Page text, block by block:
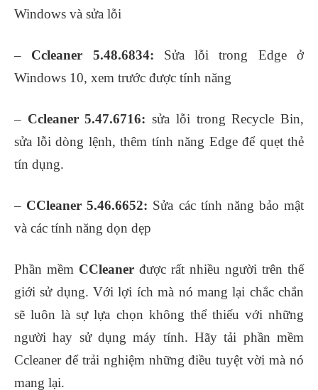
Windows và sửa lỗi
– Ccleaner 5.48.6834: Sửa lỗi trong Edge ở
Windows 10, xem trước được tính năng
– Ccleaner 5.47.6716: sửa lỗi trong Recycle Bin,
sửa lỗi dòng lệnh, thêm tính năng Edge để quẹt thẻ
tín dụng.
– CCleaner 5.46.6652: Sửa các tính năng bảo mật
và các tính năng dọn dẹp
Phần mềm CCleaner được rất nhiều người trên thế
giới sử dụng. Với lợi ích mà nó mang lại chắc chắn
sẽ luôn là sự lựa chọn không thể thiếu với những
người hay sử dụng máy tính. Hãy tải phần mềm
Ccleaner để trải nghiệm những điều tuyệt vời mà nó
mang lại.